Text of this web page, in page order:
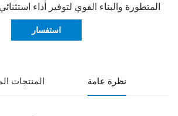
المتطورة والبناء القوي لتوفير أداء
استفسار
نظرة عامة المنتجات